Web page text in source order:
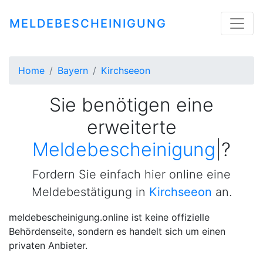
MELDEBESCHEINIGUNG
Home Bayern Kirchseeon
Sie benötigen eine
erweiterte
Meldebescheinigung ?
Fordern Sie einfach hier online eine
Meldebestätigung in Kirchseeon an.
meldebescheinigung.online ist keine offizielle
Behördenseite, sondern es handelt sich um einen
privaten Anbieter.